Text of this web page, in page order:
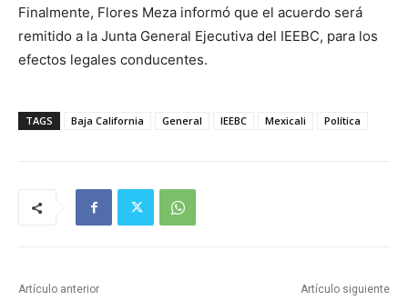
Finalmente, Flores Meza informó que el acuerdo será
remitido a la Junta General Ejecutiva del IEEBC, para los
efectos legales conducentes.
TAGS Baja California General IEEBC Mexicali Política
Artículo anterior Artículo siguiente